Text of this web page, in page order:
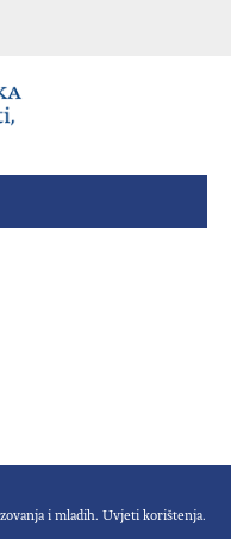
i mladih. Uvjeti korištenja